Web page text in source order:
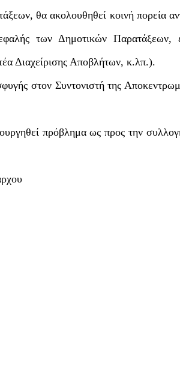
θα ακολουθηθεί κοινή πορεία
των Δημοτικών Παρατάξεων,
Διαχείρισης Αποβλήτων, κ.λπ.).
στον Συντονιστή της
πρόβλημα ως προς την